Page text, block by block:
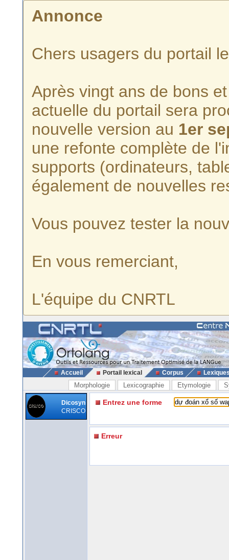
Annonce
Chers usagers du portail
Après vingt ans de bons
actuelle du portail sera
nouvelle version au 1er
une refonte complète de
supports (ordinateurs,
également de nouvelles
Vous pouvez tester la
En vous remerciant,
L'équipe du CNRTL
Accueil Portail lexical Corpus
Morphologie Lexicographie Etymologie
Dicosyn
CRISCO
Entrez une forme
Erreur